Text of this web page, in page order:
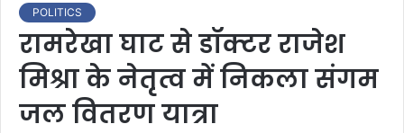
POLITICS
रामरेखा घाट से डॉक्टर राजेश
मिश्रा के नेतृत्व में निकला संगम
जल वितरण यात्रा